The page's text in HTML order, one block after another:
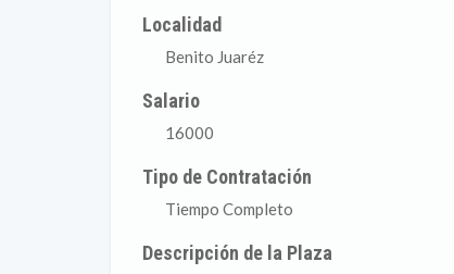
Localidad
Benito Juaréz
Salario
16000
Tipo de Contratación
Tiempo Completo
Descripción de la Plaza